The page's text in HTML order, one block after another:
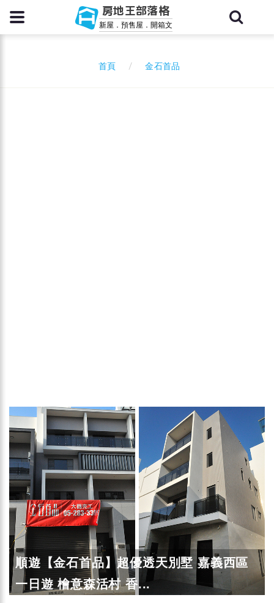
房地王部落格
新屋．預售屋．開箱文
首頁 金石首品
順遊【金石首品】超優透天別墅 嘉義西區
一日遊 檜意森活村 香...